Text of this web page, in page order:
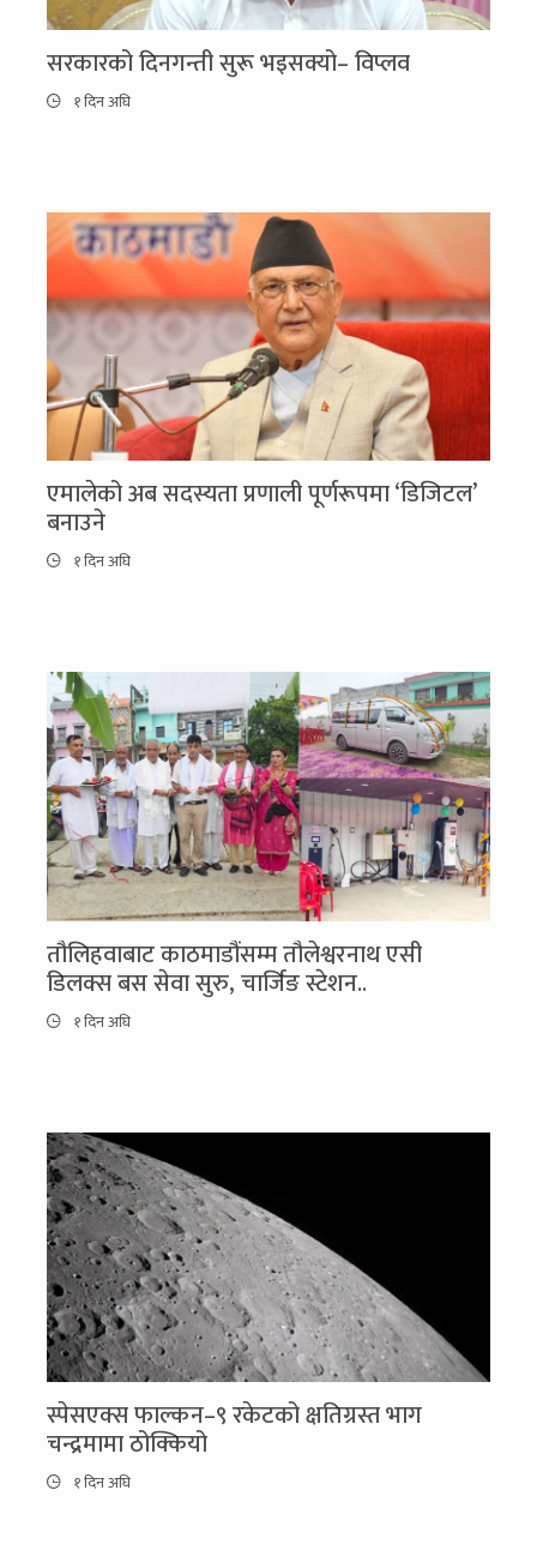
सरकारको दिनगन्ती सुरू भइसक्यो– विप्लव
१ दिन अघि
एमालेको अब सदस्यता प्रणाली पूर्णरूपमा ‘डिजिटल’
बनाउने
१ दिन अघि
तौलिहवाबाट काठमाडौंसम्म तौलेश्वरनाथ एसी
डिलक्स बस सेवा सुरु, चार्जिङ स्टेशन..
१ दिन अघि
स्पेसएक्स फाल्कन–९ रकेटको क्षतिग्रस्त भाग
चन्द्रमामा ठोक्कियो
१ दिन अघि